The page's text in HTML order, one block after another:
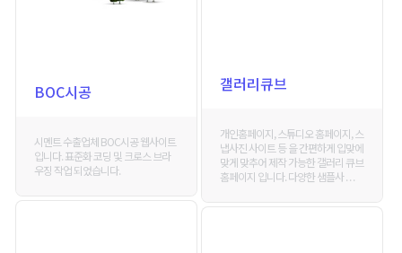
갤러리큐브
개인홈페이지, 스튜디오 홈페이지, 스
냅사진 사이트 등 을 간편하게 입맞에
맞게 맞추어 제작 가능한 갤러리 큐브
홈페이지 입니다. 다양한 샘플사 . . .
BOC시공
시멘트 수출업체 BOC시공 웹사이트
입니다. 표준화 코딩 및 크로스 브라
우징 작업 되었습니다.